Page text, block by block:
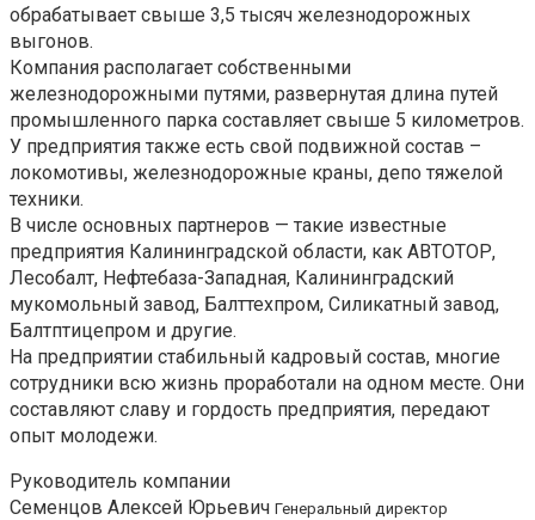
обрабатывает свыше 3,5 тысяч железнодорожных
выгонов.
Компания располагает собственными
железнодорожными путями, развернутая длина путей
промышленного парка составляет свыше 5 километров.
У предприятия также есть свой подвижной состав –
локомотивы, железнодорожные краны, депо тяжелой
техники.
В числе основных партнеров — такие известные
предприятия Калининградской области, как АВТОТОР,
Лесобалт, Нефтебаза-Западная, Калининградский
мукомольный завод, Балттехпром, Силикатный завод,
Балтптицепром и другие.
На предприятии стабильный кадровый состав, многие
сотрудники всю жизнь проработали на одном месте. Они
составляют славу и гордость предприятия, передают
опыт молодежи.
Руководитель компании
Семенцов Алексей Юрьевич Генеральный директор